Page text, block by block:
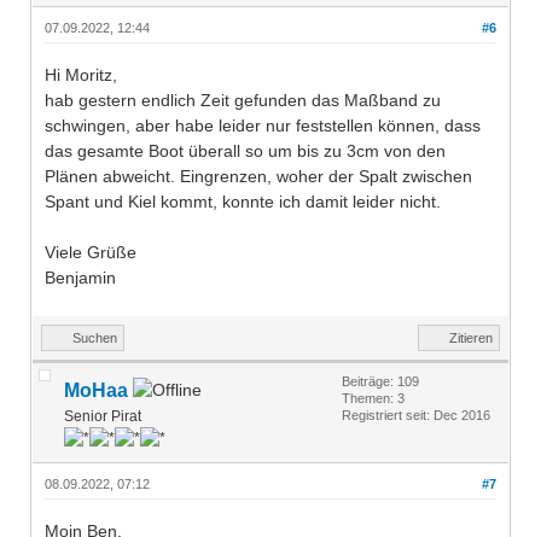
#6
07.09.2022, 12:44
Hi Moritz,
hab gestern endlich Zeit gefunden das Maßband zu
schwingen, aber habe leider nur feststellen können, dass
das gesamte Boot überall so um bis zu 3cm von den
Plänen abweicht. Eingrenzen, woher der Spalt zwischen
Spant und Kiel kommt, konnte ich damit leider nicht.
Viele Grüße
Benjamin
Suchen Zitieren
MoHaa
Senior Pirat
Beiträge: 109
Themen: 3
Registriert seit: Dec 2016
#7
08.09.2022, 07:12
Moin Ben,